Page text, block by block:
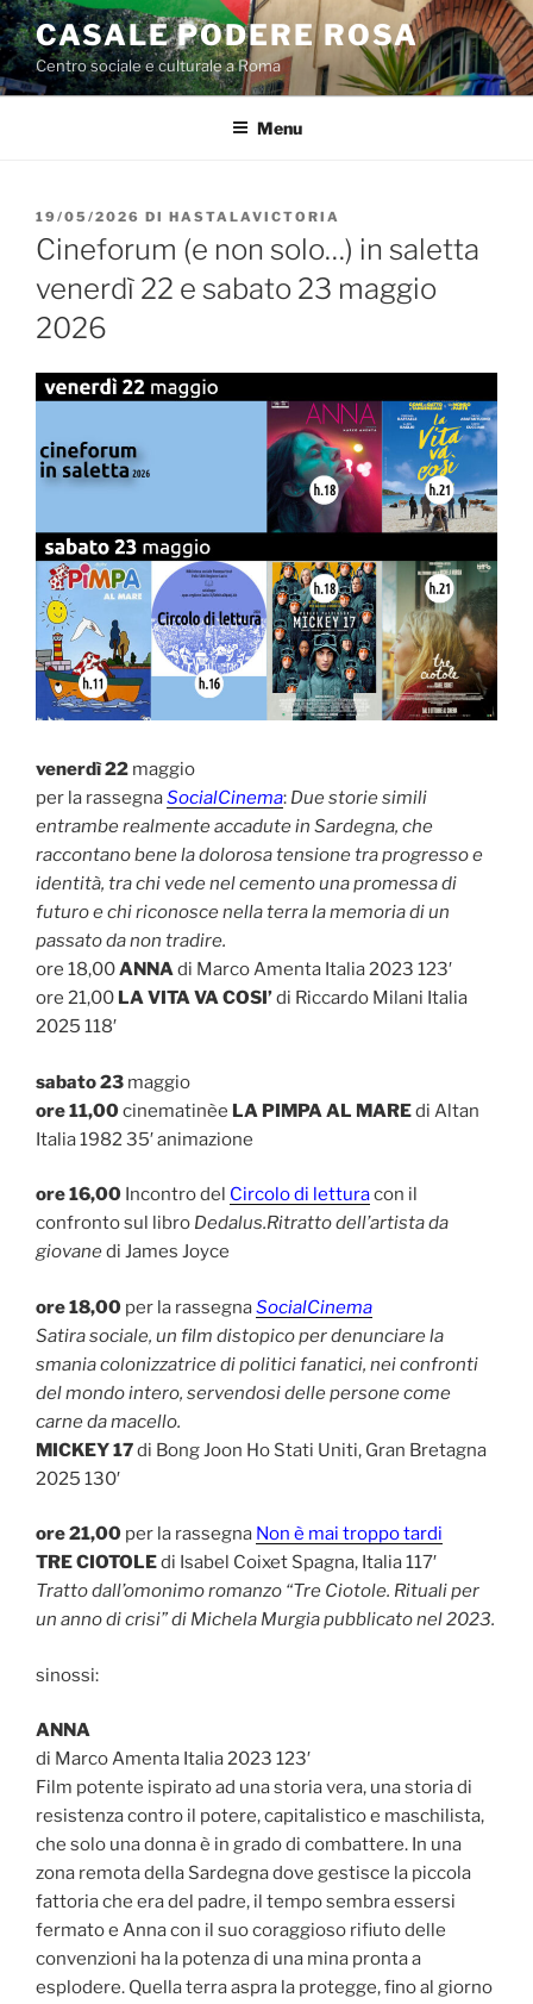
Salta
al
contenuto
CASALE PODERE ROSA
Centro sociale e culturale a Roma
Menu
PUBBLICATO
IL
19/05/2026 DI HASTALAVICTORIA
Cineforum (e non solo…) in saletta
venerdì 22 e sabato 23 maggio
2026
venerdì 22 maggio
per la rassegnaSocialCinema: Due storie simili
entrambe realmente accadute in Sardegna, che
raccontano bene la dolorosa tensione tra progresso e
identità, tra chi vede nel cemento una promessa di
futuro e chi riconosce nella terra la memoria di un
passato da non tradire.
ore 18,00ANNAdi Marco Amenta Italia 2023 123′
ore 21,00 LA VITA VA COSI’di Riccardo Milani Italia
2025 118′
sabato 23 maggio
ore 11,00cinematinèe LA PIMPA AL MAREdi Altan
Italia 1982 35′ animazione
ore 16,00 Incontro del Circolo di letturacon il
confronto sul libro Dedalus.Ritratto dell’artista da
giovanedi James Joyce
ore 18,00 per la rassegnaSocialCinema
Satira sociale, un film distopico per denunciare la
smania colonizzatrice di politici fanatici, nei confronti
del mondo intero, servendosi delle persone come
carne da macello.
MICKEY 17di Bong Joon Ho Stati Uniti, Gran Bretagna
2025 130′
ore 21,00 per la rassegna Non è mai troppo tardi
TRE CIOTOLEdi Isabel Coixet Spagna, Italia 117′
Tratto dall’omonimo romanzo “Tre Ciotole. Rituali per
un anno di crisi” di Michela Murgia pubblicato nel 2023.
sinossi:
ANNA
di Marco Amenta Italia 2023 123′
Film potente ispirato ad una storia vera, una storia di
resistenza contro il potere, capitalistico e maschilista,
che solo una donna è in grado di combattere. In una
zona remota della Sardegna dove gestisce la piccola
fattoria che era del padre, il tempo sembra essersi
fermato e Anna con il suo coraggioso rifiuto delle
convenzioni ha la potenza di una mina pronta a
esplodere. Quella terra aspra la protegge, fino al giorno